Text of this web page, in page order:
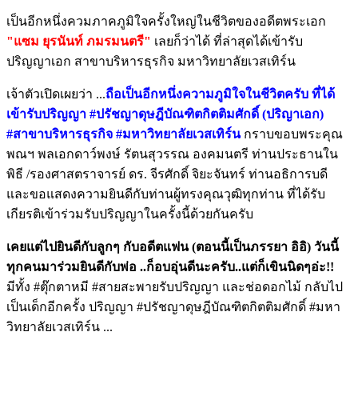
เป็นอีกหนึ่งควมภาคภูมิใจครั้งใหญ่ในชีวิตของอดีตพระเอก
"แซม ยุรนันท์ ภมรมนตรี" เลยก็ว่าได้ ที่ล่าสุดได้เข้ารับ
ปริญญาเอก สาขาบริหารธุรกิจ มหาวิทยาลัยเวสเทิร์น
เจ้าตัวเปิดเผยว่า ...ถือเป็นอีกหนึ่งความภูมิใจในชีวิตครับ ที่ได้
เข้ารับปริญญา #ปรัชญาดุษฎีบัณฑิตกิตติมศักดิ์ (ปริญาเอก)
#สาขาบริหารธุรกิจ #มหาวิทยาลัยเวสเทิร์นกราบขอบพระคุณ
พณฯ พลเอกดาว์พงษ์ รัตนสุวรรณ องคมนตรี ท่านประธานใน
พิธี /รองศาสตราจารย์ ดร. จีรศักดิ์ จิยะจันทร์ ท่านอธิการบดี
และขอแสดงความยินดีกับท่านผู้ทรงคุณวุฒิทุกท่าน ที่ได้รับ
เกียรติเข้าร่วมรับปริญญาในครั้งนี้ด้วยกันครับ
เคยแต่ไปยินดีกับลูกๆ กับอดีตแฟน (ตอนนี้เป็นภรรยา อิอิ) วันนี้
ทุกคนมาร่วมยินดีกับพ่อ ..ก็อบอุ่นดีนะครับ..แต่ก็เขินนิดๆอ่ะ!!
มีทั้ง #ตุ๊กตาหมี #สายสะพายรับปริญญา และช่อดอกไม้ กลับไป
เป็นเด็กอีกครั้ง ปริญญา #ปรัชญาดุษฎีบัณฑิตกิตติมศักดิ์ #มหา
วิทยาลัยเวสเทิร์น ...